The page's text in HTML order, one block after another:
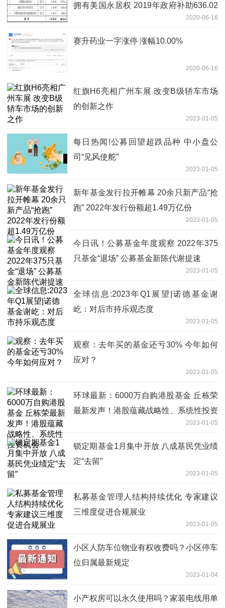
拥有美国永居权 2019年政府补助636.02
2020-06-16
赛升药业一字涨停 涨幅10.00%
2020-06-16
红旗H6亮相广州车展 改变B级轿车市场
的创新之作
2023-01-05
每日热闻!公募回望超跌品种 中小盘公
司“见风使舵”
2023-01-05
新年基金发行拉开帷幕 20余只新产品“抢
跑” 2022年发行份额超1.49万亿份
2023-01-05
今日讯！公募基金年度观察 2022年375
只基金“退场” 公募基金新陈代谢提速
2023-01-05
全球信息:2023年Q1展望|诺德基金谢
屹：对后市持乐观态度
2023-01-05
观察：去年买的基金还亏30% 今年如何
应对？
2023-01-05
环球最新：6000万自购港股基金 丘栋荣
最新发声！港股蕴藏战略性、系统性投资
2023-01-05
锁定期基金1月集中开放 八成基民凭业绩
定“去留”
2023-01-05
私募基金管理人结构持续优化 专家建议
三维度促进合规展业
2023-01-05
小区人防车位物业有权收费吗？小区停车
位归属最新规定
2023-01-04
小产权房可以永久使用吗？家装电线用单